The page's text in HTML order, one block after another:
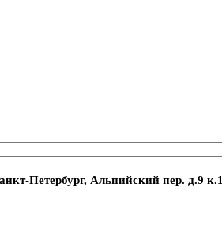
Петербург, Альпийский пер. д.9 к.1